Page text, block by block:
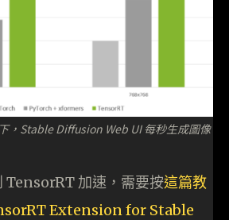
，Stable Diffusion Web UI 每秒生成圖像
TensorRT 加速，需要按這篇教
Extension for Stable